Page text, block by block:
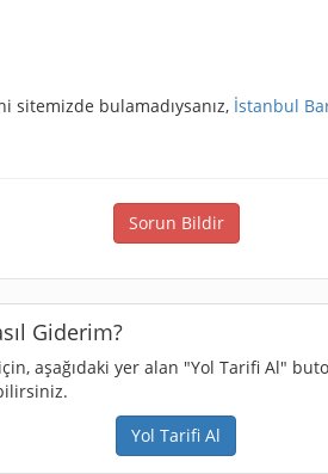
sitemizde bulamadıysanız, İstanbul
Sorun Bildir
Giderim?
aşağıdaki yer alan "Yol Tarifi Al"
Yol Tarifi Al